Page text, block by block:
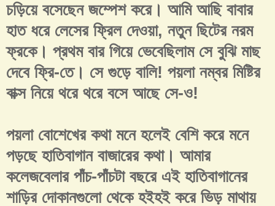
চড়িয়ে বসেছেন জম্পেশ করে। আমি আছি বাবার
হাত ধরে লেসের ফ্রিল দেওয়া, নতুন ছিটের নরম
ফ্রকে। প্রথম বার গিয়ে ভেবেছিলাম সে বুঝি মাছ
দেবে ফ্রি-তে। সে গুড়ে বালি! পয়লা নম্বর মিষ্টির
বাক্স নিয়ে থরে থরে বসে আছে সে-ও!
পয়লা বোশেখের কথা মনে হলেই বেশি করে মনে
পড়ছে হাতিবাগান বাজারের কথা। আমার
কলেজবেলার পাঁচ-পাঁচটা বছরে এই হাতিবাগানের
শাড়ির দোকানগুলো থেকে হইহই করে ভিড় মাথায়